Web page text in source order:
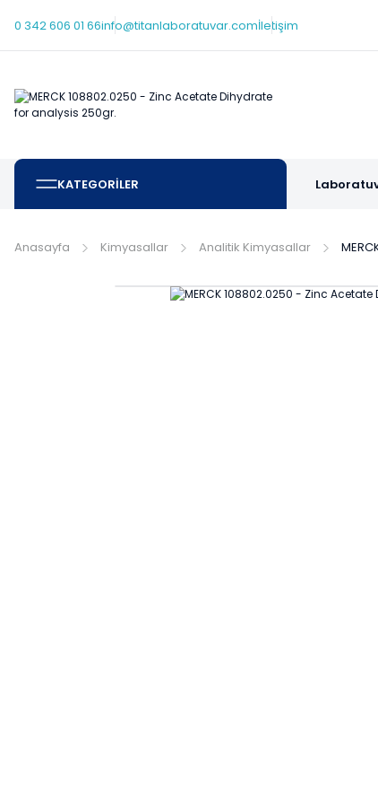
0 342 606 01 66info@titanlaboratuvar.comİletişim
KATEGORİLER
Anasayfa Kimyasallar Analitik Kimyasallar